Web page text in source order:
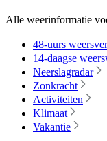
Alle weerinformatie
48-uurs
14-daagse
Neerslagradar
Zonkracht
Activiteiten
Klimaat
Vakantie